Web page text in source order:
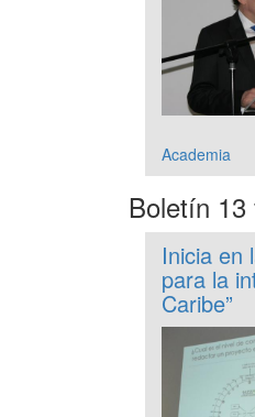
Academia
Boletín
Inicia en
para la
Caribe”